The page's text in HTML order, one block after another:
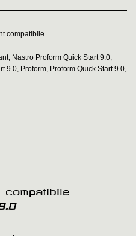
compatibile
, Nastro Proform Quick Start 9.0,
9.0, Proform, Proform Quick Start 9.0,